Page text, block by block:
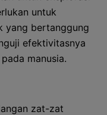
untuk
yang bertanggung
efektivitasnya
manusia.
zat-zat